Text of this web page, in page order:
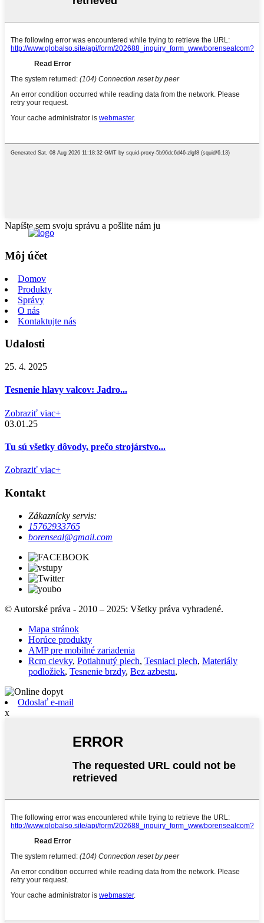
Napíšte sem svoju správu a pošlite nám ju
Môj účet
Domov
Produkty
Správy
O nás
Kontaktujte nás
Udalosti
25. 4. 2025
Tesnenie hlavy valcov: Jadro...
Zobraziť viac+
03.01.25
Tu sú všetky dôvody, prečo strojárstvo...
Zobraziť viac+
Kontakt
Zákaznícky servis:
15762933765
borenseal@gmail.com
© Autorské práva - 2010 – 2025: Všetky práva vyhradené.
Mapa stránok
Horúce produkty
AMP pre mobilné zariadenia
Rcm cievky, Potiahnutý plech, Tesniaci plech, Materiály
podložiek, Tesnenie brzdy, Bez azbestu,
Odoslať e-mail
x